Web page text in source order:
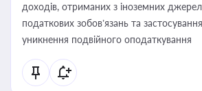
доходів, отриманих з іноземних
податкових зобов’язань та
уникнення подвійного оподаткування